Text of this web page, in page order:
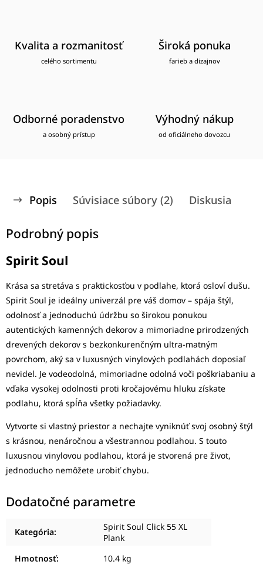
Kvalita a rozmanitosť
celého sortimentu
Široká ponuka
farieb a dizajnov
Odborné poradenstvo
a osobný prístup
Výhodný nákup
od oficiálneho dovozcu
Popis Súvisiace súbory (2) Diskusia
Podrobný popis
Spirit Soul
Krása sa stretáva s praktickosťou v podlahe, ktorá osloví dušu.
Spirit Soul je ideálny univerzál pre váš domov – spája štýl,
odolnosť a jednoduchú údržbu so širokou ponukou
autentických kamenných dekorov a mimoriadne prirodzených
drevených dekorov s bezkonkurenčným ultra-matným
povrchom, aký sa v luxusných vinylových podlahách doposiaľ
nevidel. Je vodeodolná, mimoriadne odolná voči poškriabaniu a
vďaka vysokej odolnosti proti kročajovému hluku získate
podlahu, ktorá spĺňa všetky požiadavky.
Vytvorte si vlastný priestor a nechajte vyniknúť svoj osobný štýl
s krásnou, nenáročnou a všestrannou podlahou. S touto
luxusnou vinylovou podlahou, ktorá je stvorená pre život,
jednoducho nemôžete urobiť chybu.
Dodatočné parametre
Kategória:
Spirit Soul Click 55 XL
Plank
Hmotnosť: 10.4 kg